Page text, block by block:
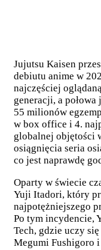
Jujutsu Kaisen
debiutu anime w
najczęściej
generacji, a połowa
55 milionów
w box office i 4.
globalnej objętości
osiągnięcia seria
co jest naprawdę
Oparty w świecie
Yuji Itadori, który
najpotężniejszego
Po tym incydencie,
Tech, gdzie uczy
Megumi Fushigoro